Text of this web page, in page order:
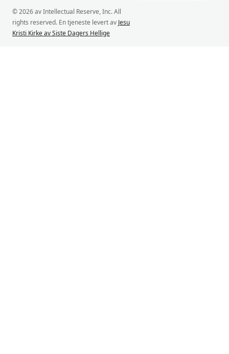
© 2026 av Intellectual Reserve, Inc. All
rights reserved. En tjeneste levert av Jesu
Kristi Kirke av Siste Dagers Hellige